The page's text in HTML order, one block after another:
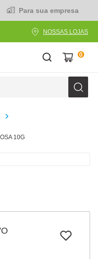
Para sua empresa
NOSSAS LOJAS
0
10G